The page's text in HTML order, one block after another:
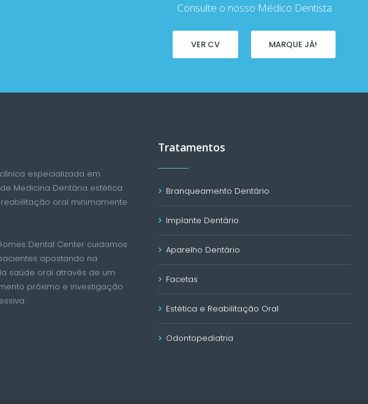
Consulte o nosso Médico Dentista
VER CV MARQUE JÁ!
especializada em
Medicina Dentária estética
oral minimamente
Dental Center cuidamos
apostando na
saúde oral através de um
próximo e investigação
Tratamentos
Branqueamento Dentário
Implante Dentário
Aparelho Dentário
Facetas
Estética e Reabilitação Oral
Odontopediatria